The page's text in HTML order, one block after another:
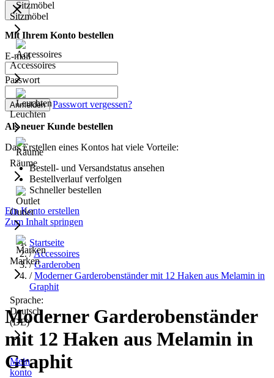
Sitzmöbel
Accessoires
Leuchten
Räume
Outlet
Marken
Sprache:
Deutsch
(DE)
Mein
konto
Mit Ihrem Konto bestellen
E-mail
Passwort
Anmelden Passwort vergessen?
Als neuer Kunde bestellen
Das Erstellen eines Kontos hat viele Vorteile:
Bestell- und Versandstatus ansehen
Bestellverlauf verfolgen
Schneller bestellen
Ein Konto erstellen
Zum Inhalt springen
Startseite
/Accessoires
/ Garderoben
/ Moderner Garderobenständer mit 12 Haken aus Melamin in
Graphit
Moderner Garderobenständer
mit 12 Haken aus Melamin in
Graphit